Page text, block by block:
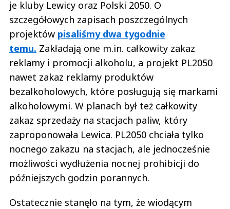
je kluby Lewicy oraz Polski 2050. O
szczegółowych zapisach poszczególnych
projektów pisaliśmy dwa tygodnie
temu. Zakładają one m.in. całkowity zakaz
reklamy i promocji alkoholu, a projekt PL2050
nawet zakaz reklamy produktów
bezalkoholowych, które posługują się markami
alkoholowymi. W planach był też całkowity
zakaz sprzedaży na stacjach paliw, który
zaproponowała Lewica. PL2050 chciała tylko
nocnego zakazu na stacjach, ale jednocześnie
możliwości wydłużenia nocnej prohibicji do
późniejszych godzin porannych.
Ostatecznie stanęło na tym, że wiodącym